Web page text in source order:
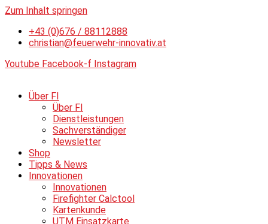
Zum Inhalt springen
+43 (0)676 / 88112888
christian@feuerwehr-innovativ.at
Youtube Facebook-f Instagram
Über FI
Über FI
Dienstleistungen
Sachverständiger
Newsletter
Shop
Tipps & News
Innovationen
Innovationen
Firefighter Calctool
Kartenkunde
UTM Einsatzkarte